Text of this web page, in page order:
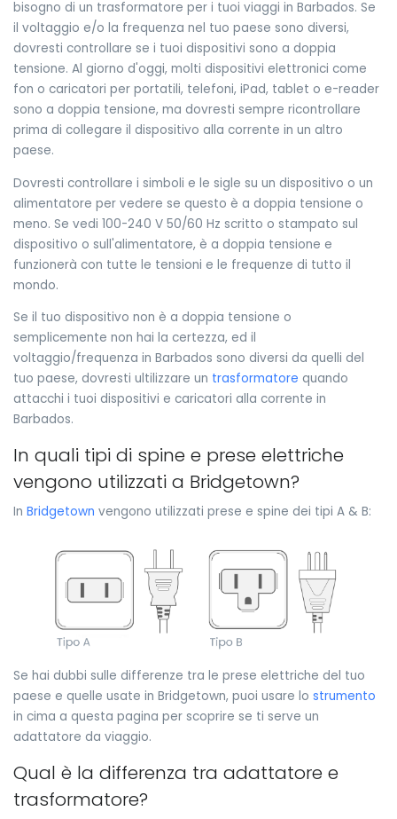
bisogno di un trasformatore per i tuoi viaggi in Barbados. Se
il voltaggio e/o la frequenza nel tuo paese sono diversi,
dovresti controllare se i tuoi dispositivi sono a doppia
tensione. Al giorno d'oggi, molti dispositivi elettronici come
fon o caricatori per portatili, telefoni, iPad, tablet o e-reader
sono a doppia tensione, ma dovresti sempre ricontrollare
prima di collegare il dispositivo alla corrente in un altro
paese.
Dovresti controllare i simboli e le sigle su un dispositivo o un
alimentatore per vedere se questo è a doppia tensione o
meno. Se vedi 100-240 V 50/60 Hz scritto o stampato sul
dispositivo o sull'alimentatore, è a doppia tensione e
funzionerà con tutte le tensioni e le frequenze di tutto il
mondo.
Se il tuo dispositivo non è a doppia tensione o
semplicemente non hai la certezza, ed il
voltaggio/frequenza in Barbados sono diversi da quelli del
tuo paese, dovresti ultilizzare un trasformatore quando
attacchi i tuoi dispositivi e caricatori alla corrente in
Barbados.
In quali tipi di spine e prese elettriche
vengono utilizzati a Bridgetown?
In Bridgetown vengono utilizzati prese e spine dei tipi A & B:
Se hai dubbi sulle differenze tra le prese elettriche del tuo
paese e quelle usate in Bridgetown, puoi usare lo strumento
in cima a questa pagina per scoprire se ti serve un
adattatore da viaggio.
Qual è la differenza tra adattatore e
trasformatore?